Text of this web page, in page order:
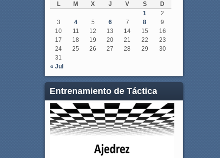
L M X J V S
D
1
2
3
4 5 6 7 8
9
10
11 12 13 14 15
16
17
18 19 20 21 22
23
24
25 26 27 28 29
30
31
« Jul
Entrenamiento de Táctica